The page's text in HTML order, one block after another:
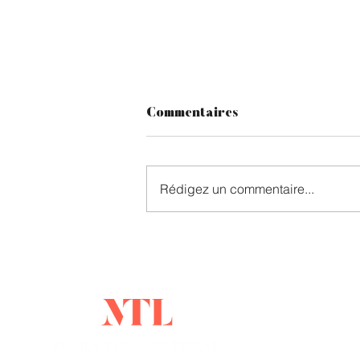
Commentaires
Rédigez un commentaire...